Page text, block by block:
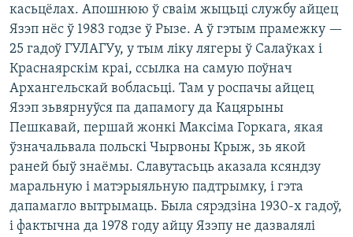
касьцёлах. Апошнюю ў сваім жыцьці службу айцец
Язэп нёс ў 1983 годзе ў Рызе. А ў гэтым прамежку —
25 гадоў ГУЛАГУу, у тым ліку лягеры ў Салаўках і
Краснаярскім краі, ссылка на самую поўнач
Архангельскай вобласьці. Там у роспачы айцец
Язэп зьвярнуўся па дапамогу да Кацярыны
Пешкавай, першай жонкі Максіма Горкага, якая
ўзначальвала польскі Чырвоны Крыж, зь якой
раней быў знаёмы. Славутасьць аказала ксяндзу
маральную і матэрыяльную падтрымку, і гэта
дапамагло вытрымаць. Была сярэдзіна 1930-х гадоў,
і фактычна да 1978 году айцу Язэпу не дазвалялі